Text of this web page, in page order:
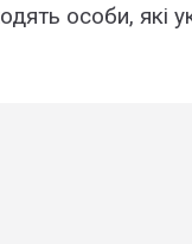
особи, які